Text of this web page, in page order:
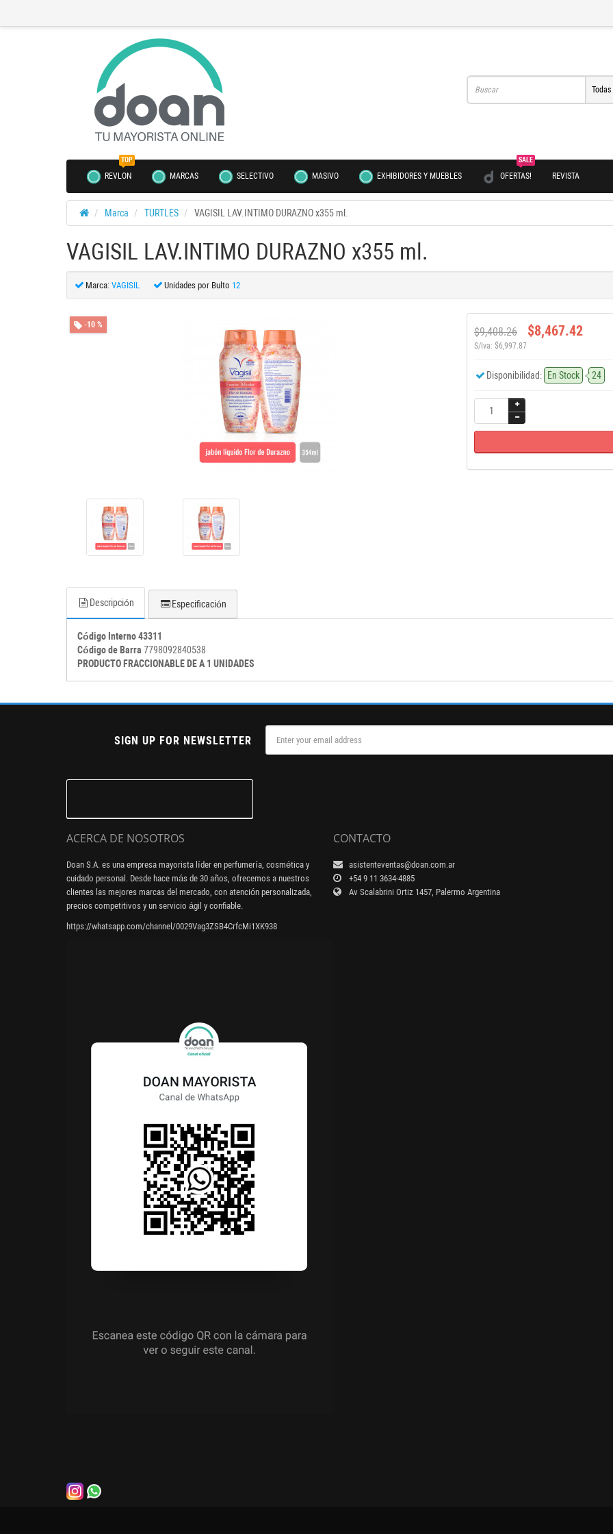
TOP
REVLON MARCAS SELECTIVO MASIVO EXHIBIDORES Y MUEBLES
SALE
OFERTAS! REVISTA
Marca TURTLES VAGISIL LAV.INTIMO DURAZNO x355 ml.
VAGISIL LAV.INTIMO DURAZNO x355 ml.
Marca: VAGISIL Unidades por Bulto 12
-10 %
$9,408.26 $8,467.42
S/Iva: $6,997.87
Disponibilidad: En Stock 24
Descripción Especificación
Código Interno 43311
Código de Barra 7798092840538
PRODUCTO FRACCIONABLE DE A 1 UNIDADES
SIGN UP FOR NEWSLETTER
ACERCA DE NOSOTROS
Doan S.A. es una empresa mayorista líder en perfumería, cosmética y
cuidado personal. Desde hace más de 30 años, ofrecemos a nuestros
clientes las mejores marcas del mercado, con atención personalizada,
precios competitivos y un servicio ágil y confiable.
https://whatsapp.com/channel/0029Vag3ZSB4CrfcMi1XK938
CONTACTO
asistenteventas@doan.com.ar
+54 9 11 3634-4885
Av Scalabrini Ortiz 1457, Palermo Argentina